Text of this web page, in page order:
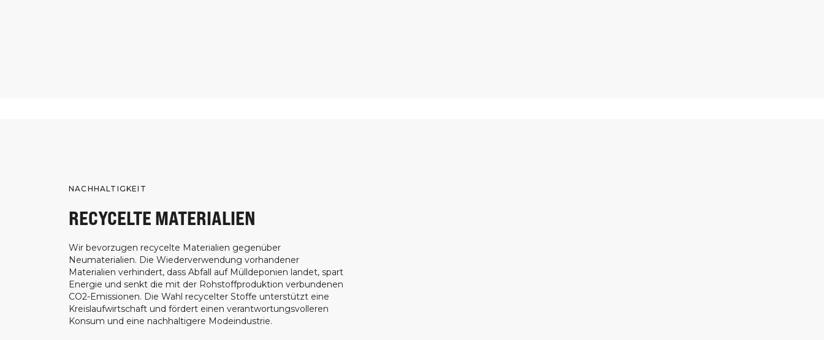
NACHHALTIGKEIT
RECYCELTE MATERIALIEN
Wir bevorzugen recycelte Materialien gegenüber
Neumaterialien. Die Wiederverwendung vorhandener
Materialien verhindert, dass Abfall auf Mülldeponien landet, spart
Energie und senkt die mit der Rohstoffproduktion verbundenen
CO2-Emissionen. Die Wahl recycelter Stoffe unterstützt eine
Kreislaufwirtschaft und fördert einen verantwortungsvolleren
Konsum und eine nachhaltigere Modeindustrie.